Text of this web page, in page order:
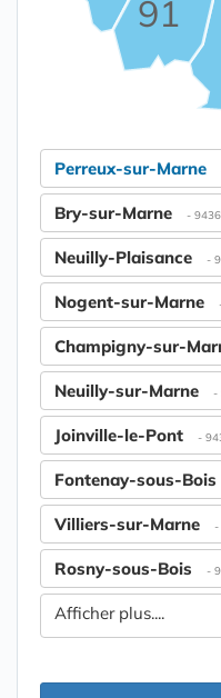
91
Perreux-sur-Marne
Bry-sur-Marne -
Neuilly-Plaisance -
Nogent-sur-Marne
Champigny-sur-
Neuilly-sur-Marne -
Joinville-le-Pont -
Fontenay-sous-Bois
Villiers-sur-Marne -
Rosny-sous-Bois -
Afficher plus....